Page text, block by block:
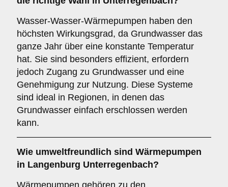
Wasser-Wasser-Wärmepumpen haben den
höchsten Wirkungsgrad, da Grundwasser das
ganze Jahr über eine konstante Temperatur
hat. Sie sind besonders effizient, erfordern
jedoch Zugang zu Grundwasser und eine
Genehmigung zur Nutzung. Diese Systeme
sind ideal in Regionen, in denen das
Grundwasser einfach erschlossen werden
kann.
Wie umweltfreundlich sind Wärmepumpen
in Langenburg Unterregenbach?
Wärmepumpen gehören zu den